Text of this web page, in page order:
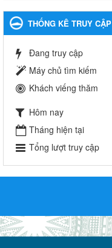
THỐNG KÊ TRUY CẬP
Đang truy cập
Máy chủ tìm kiếm
Khách viếng thăm
Hôm nay
Tháng hiện tại
Tổng lượt truy cập